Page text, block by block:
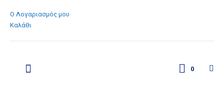
Ο Λογαριασμός μου
Καλάθι
0